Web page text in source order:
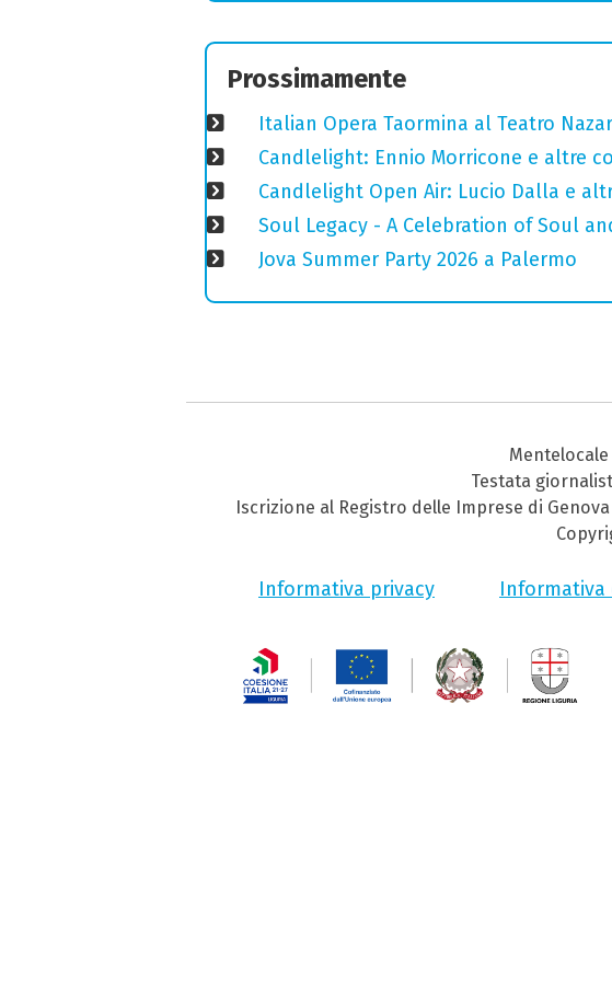
Prossimamente
Italian Opera Taormina al Teatro
Candlelight: Ennio Morricone e altre
Candlelight Open Air: Lucio Dalla e
Soul Legacy - A Celebration of Soul
Jova Summer Party 2026 a Palermo
Testata
Iscrizione al Registro delle Imprese di Genova
Informativa privacy Informativa